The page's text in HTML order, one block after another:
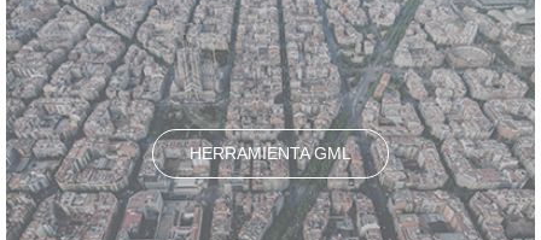
HERRAMIENTA GML